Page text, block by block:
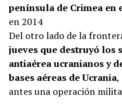
península de Crimea en
en 2014
Del otro lado de la
jueves que destruyó los
antiaérea ucranianos y
bases aéreas de Ucrania,
antes una operación